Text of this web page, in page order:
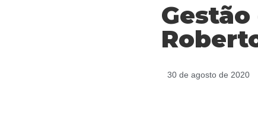
30 de agosto de 2020